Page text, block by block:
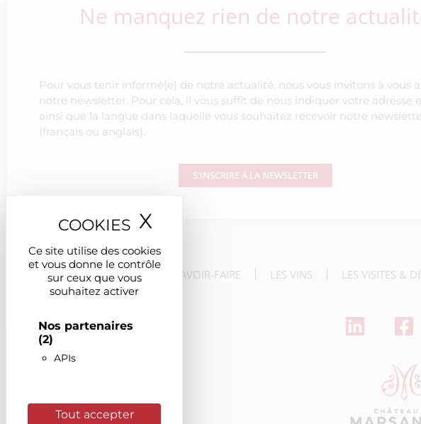
Ce site utilise des cookies
et vous donne le contrôle
sur ceux que vous
souhaitez activer
Nos partenaires
(2)
APIs
Tout accepter
X
Ne manquez rien de notre
Pour vous tenir informé(e) de notre actualité, nous vous invitons à vous
notre newsletter. Pour cela, il vous suffit de nous indiquer votre adresse
ainsi que la langue dans laquelle vous souhaitez recevoir notre
(français ou anglais).
S'INSCRIRE À LA NEWSLETTER
LE DOMAINE LE SAVOIR-FAIRE LES VINS LES VISITES &